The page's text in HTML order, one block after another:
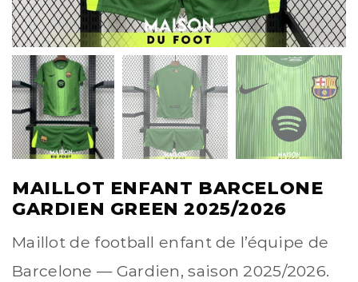
MAILLOT ENFANT BARCELONE
GARDIEN GREEN 2025/2026
Maillot de football enfant de l’équipe de
Barcelone — Gardien, saison 2025/2026.